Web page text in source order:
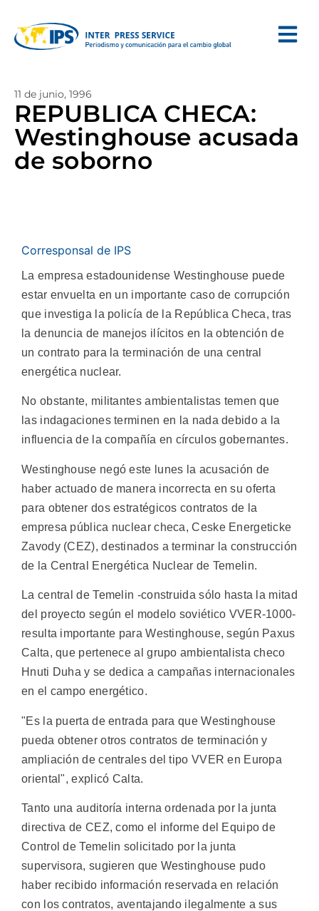
11 de junio, 1996
REPUBLICA CHECA:
Westinghouse acusada
de soborno
Corresponsal de IPS
La empresa estadounidense Westinghouse puede
estar envuelta en un importante caso de corrupción
que investiga la policía de la República Checa, tras
la denuncia de manejos ilícitos en la obtención de
un contrato para la terminación de una central
energética nuclear.
No obstante, militantes ambientalistas temen que
las indagaciones terminen en la nada debido a la
influencia de la compañía en círculos gobernantes.
Westinghouse negó este lunes la acusación de
haber actuado de manera incorrecta en su oferta
para obtener dos estratégicos contratos de la
empresa pública nuclear checa, Ceske Energeticke
Zavody (CEZ), destinados a terminar la construcción
de la Central Energética Nuclear de Temelin.
La central de Temelin -construida sólo hasta la mitad
del proyecto según el modelo soviético VVER-1000-
resulta importante para Westinghouse, según Paxus
Calta, que pertenece al grupo ambientalista checo
Hnuti Duha y se dedica a campañas internacionales
en el campo energético.
"Es la puerta de entrada para que Westinghouse
pueda obtener otros contratos de terminación y
ampliación de centrales del tipo VVER en Europa
oriental", explicó Calta.
Tanto una auditoría interna ordenada por la junta
directiva de CEZ, como el informe del Equipo de
Control de Temelin solicitado por la junta
supervisora, sugieren que Westinghouse pudo
haber recibido información reservada en relación
con los contratos, aventajando ilegalmente a sus